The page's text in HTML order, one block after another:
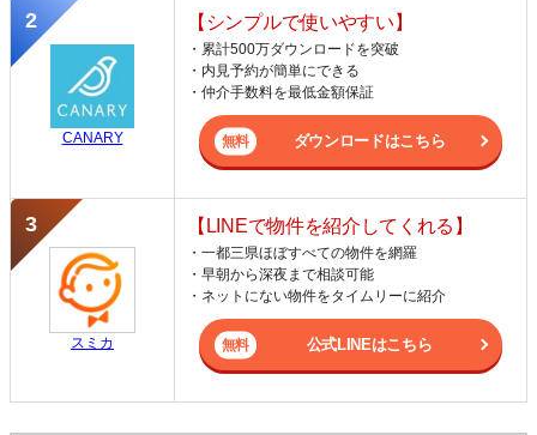
CANARY
【シンプルで使いやすい】
・累計500万ダウンロードを突破
・内見予約が簡単にできる
・仲介手数料を最低金額保証
ダウンロードはこちら
スミカ
【LINEで物件を紹介してくれる】
・一都三県ほぼすべての物件を網羅
・早朝から深夜まで相談可能
・ネットにない物件をタイムリーに紹介
公式LINEはこちら